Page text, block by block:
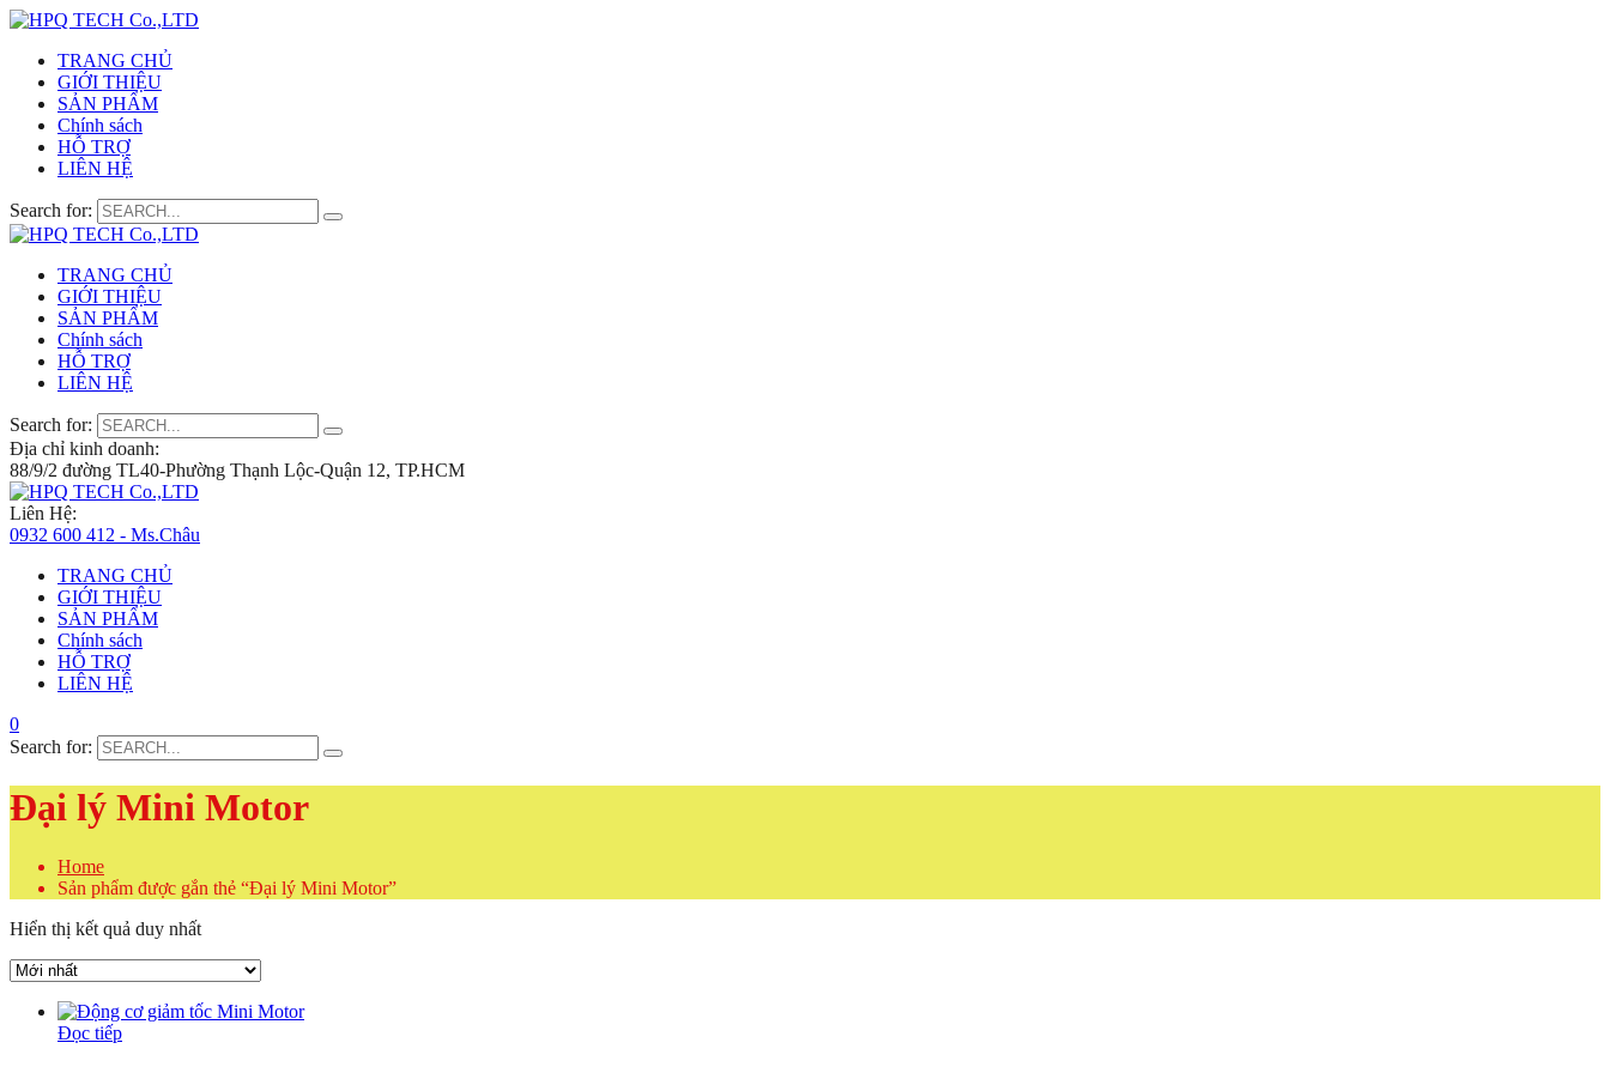
TRANG CHỦ
GIỚI THIỆU
SẢN PHẨM
Chính sách
HỖ TRỢ
LIÊN HỆ
Search for:
TRANG CHỦ
GIỚI THIỆU
SẢN PHẨM
Chính sách
HỖ TRỢ
LIÊN HỆ
Search for:
Địa chỉ kinh doanh:
88/9/2 đường TL40-Phường Thạnh Lộc-Quận 12, TP.HCM
Liên Hệ:
0932 600 412 - Ms.Châu
TRANG CHỦ
GIỚI THIỆU
SẢN PHẨM
Chính sách
HỖ TRỢ
LIÊN HỆ
0
Search for:
Đại lý Mini Motor
Home
Sản phẩm được gắn thẻ “Đại lý Mini Motor”
Hiển thị kết quả duy nhất
Đọc tiếp